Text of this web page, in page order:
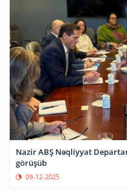
Nazir ABŞ Nəqliyyat
görüşüb
09-12-2025